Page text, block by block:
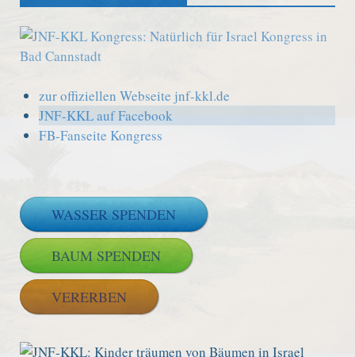
zur offiziellen Webseite jnf-kkl.de
JNF-KKL auf Facebook
FB-Fanseite Kongress
WASSER SPENDEN
BAUM SPENDEN
VERERBEN